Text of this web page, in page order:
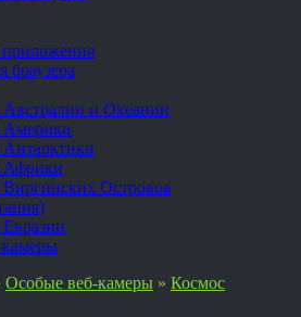
браузера
и Океании
Америки
Африки
Островов
Особые веб-камеры » Космос